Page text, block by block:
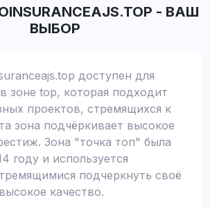
- ВАШ
ВЫБОР
доступен для
зоне top, которая подходит
проектов, стремящихся к
зона подчёркивает высокое
Зона "точка топ" была
году и используется
подчеркнуть своё
качество.